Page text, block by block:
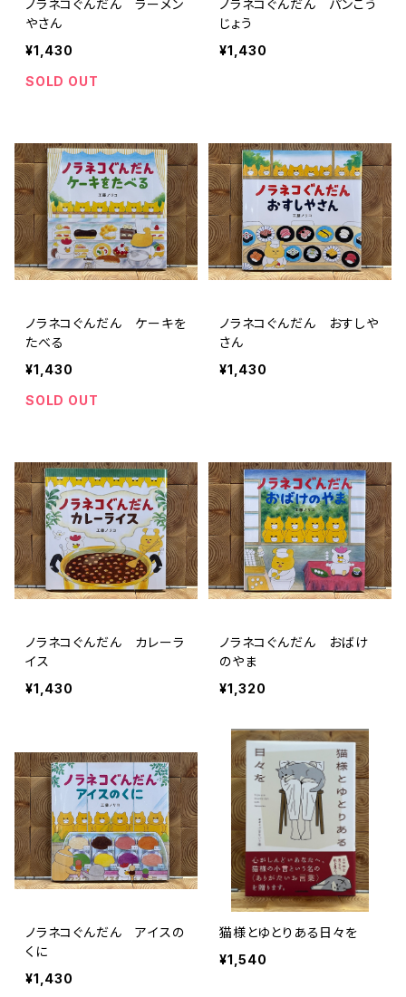
ノラネコぐんだん ラーメン
やさん
¥1,430
SOLD OUT
ノラネコぐんだん パンこう
じょう
¥1,430
ノラネコぐんだん ケーキを
たべる
¥1,430
SOLD OUT
ノラネコぐんだん おすしや
さん
¥1,430
ノラネコぐんだん カレーラ
イス
¥1,430
ノラネコぐんだん おばけ
のやま
¥1,320
ノラネコぐんだん アイスの
くに
¥1,430
猫様とゆとりある日々を
¥1,540